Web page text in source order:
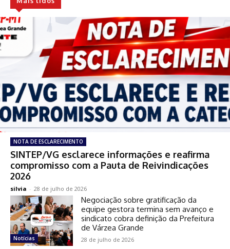
NOTA DE ESCLARECIMENTO
SINTEP/VG esclarece informações e reafirma
compromisso com a Pauta de Reivindicações
2026
silvia - 28 de julho de 2026
Notícias
Negociação sobre gratificação da
equipe gestora termina sem avanço e
sindicato cobra definição da Prefeitura
de Várzea Grande
28 de julho de 2026